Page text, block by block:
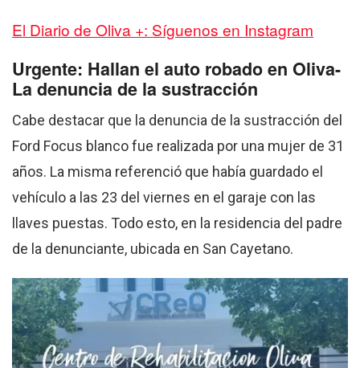
El Diario de Oliva +: Síguenos en Instagram
Urgente: Hallan el auto robado en Oliva-
La denuncia de la sustracción
Cabe destacar que la denuncia de la sustracción del
Ford Focus blanco fue realizada por una mujer de 31
años. La misma referenció que había guardado el
vehículo a las 23 del viernes en el garaje con las
llaves puestas. Todo esto, en la residencia del padre
de la denunciante, ubicada en San Cayetano.